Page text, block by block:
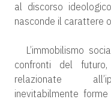
al discorso
nasconde il carattere
L’immobilismo
confronti del
relazionate
inevitabilmente